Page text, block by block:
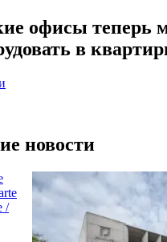
офисы теперь
в
новости
/